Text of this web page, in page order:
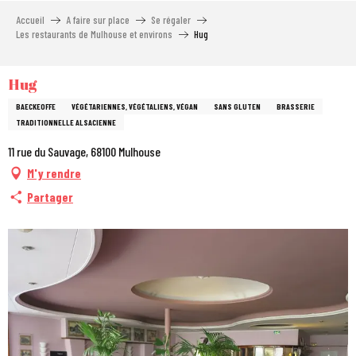
Accueil A faire sur place
Se régaler
Les restaurants de Mulhouse et environs
Hug
Hug
BAECKEOFFE VÉGÉTARIENNES, VÉGÉTALIENS, VÉGAN SANS GLUTEN
BRASSERIE
TRADITIONNELLE ALSACIENNE
11 rue du Sauvage, 68100 Mulhouse
M'y rendre
Partager